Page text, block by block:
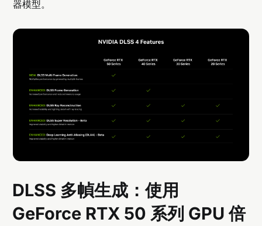
器模型。
DLSS 多幀生成：使用
GeForce RTX 50 系列 GPU 倍